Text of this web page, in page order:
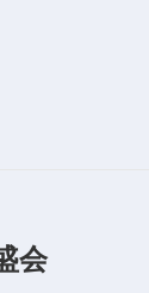
会